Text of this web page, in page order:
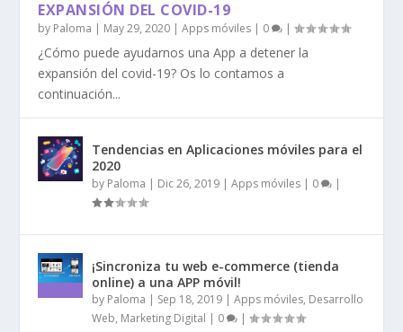
EXPANSIÓN DEL COVID-19
by Paloma | May 29, 2020 |Apps móviles | 0 |
¿Cómo puede ayudarnos una App a detener la
expansión del covid-19? Os lo contamos a
continuación...
Tendencias en Aplicaciones móviles para el
2020
by Paloma | Dic 26, 2019 |Apps móviles | 0 |
¡Sincroniza tu web e-commerce (tienda
online) a una APP móvil!
by Paloma | Sep 18, 2019 |Apps móviles, Desarrollo
Web, Marketing Digital | 0 |